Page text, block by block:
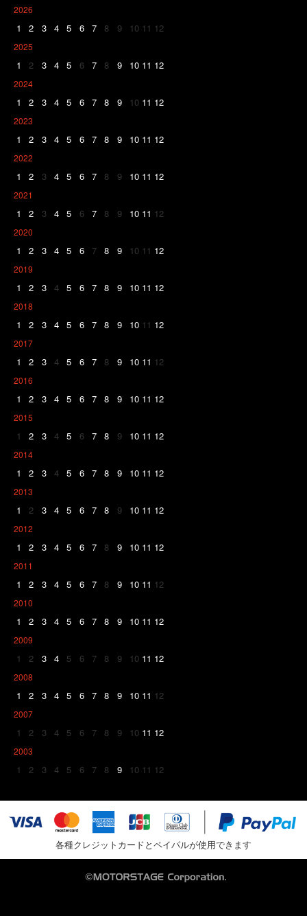
2026
1 2 3 4 5 6 7 8 9 10 11 12
2025
1 2 3 4 5 6 7 8 9 10 11 12
2024
1 2 3 4 5 6 7 8 9 10 11 12
2023
1 2 3 4 5 6 7 8 9 10 11 12
2022
1 2 3 4 5 6 7 8 9 10 11 12
2021
1 2 3 4 5 6 7 8 9 10 11 12
2020
1 2 3 4 5 6 7 8 9 10 11 12
2019
1 2 3 4 5 6 7 8 9 10 11 12
2018
1 2 3 4 5 6 7 8 9 10 11 12
2017
1 2 3 4 5 6 7 8 9 10 11 12
2016
1 2 3 4 5 6 7 8 9 10 11 12
2015
1 2 3 4 5 6 7 8 9 10 11 12
2014
1 2 3 4 5 6 7 8 9 10 11 12
2013
1 2 3 4 5 6 7 8 9 10 11 12
2012
1 2 3 4 5 6 7 8 9 10 11 12
2011
1 2 3 4 5 6 7 8 9 10 11 12
2010
1 2 3 4 5 6 7 8 9 10 11 12
2009
1 2 3 4 5 6 7 8 9 10 11 12
2008
1 2 3 4 5 6 7 8 9 10 11 12
2007
1 2 3 4 5 6 7 8 9 10 11 12
2003
1 2 3 4 5 6 7 8 9 10 11 12
各種クレジットカードとペイパルが使用できます